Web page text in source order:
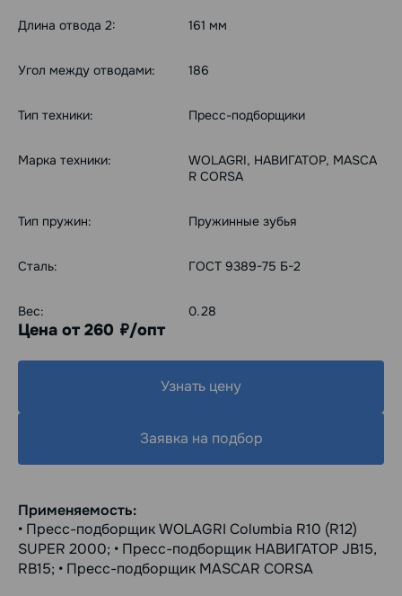
Длина отвода 2: 161 мм
Угол между отводами: 186
Тип техники: Пресс-подборщики
Марка техники:
WOLAGRI, НАВИГАТОР, MASCA
R CORSA
Тип пружин: Пружинные зубья
Сталь: ГОСТ 9389-75 Б-2
Вес: 0.28
Цена от 260 руб./опт
Узнать цену
Заявка на подбор
Применяемость:
• Пресс-подборщик WOLAGRI Columbia R10 (R12)
SUPER 2000; • Пресс-подборщик НАВИГАТОР JB15,
RB15; • Пресс-подборщик MASCAR CORSA